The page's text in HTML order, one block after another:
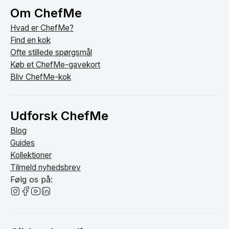
Om ChefMe
Hvad er ChefMe?
Find en kok
Ofte stillede spørgsmål
Køb et ChefMe-gavekort
Bliv ChefMe-kok
Udforsk ChefMe
Blog
Guides
Kollektioner
Tilmeld nyhedsbrev
Følg os på: